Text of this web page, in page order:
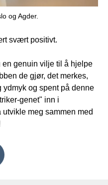
og Agder.
svært positivt.
en genuin vilje til å hjelpe
de gjør, det merkes,
ydmyk og spent på denne
genet" inn i
meg sammen med